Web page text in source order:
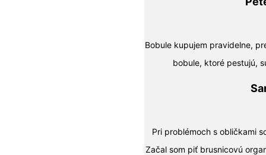
Bobule kupujem pravidelne,
bobule, ktoré pestujú,
Pri problémoch s obličkami
Začal som piť brusnicovú